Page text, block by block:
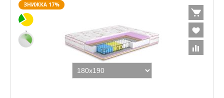
ЗНИЖКА 17%